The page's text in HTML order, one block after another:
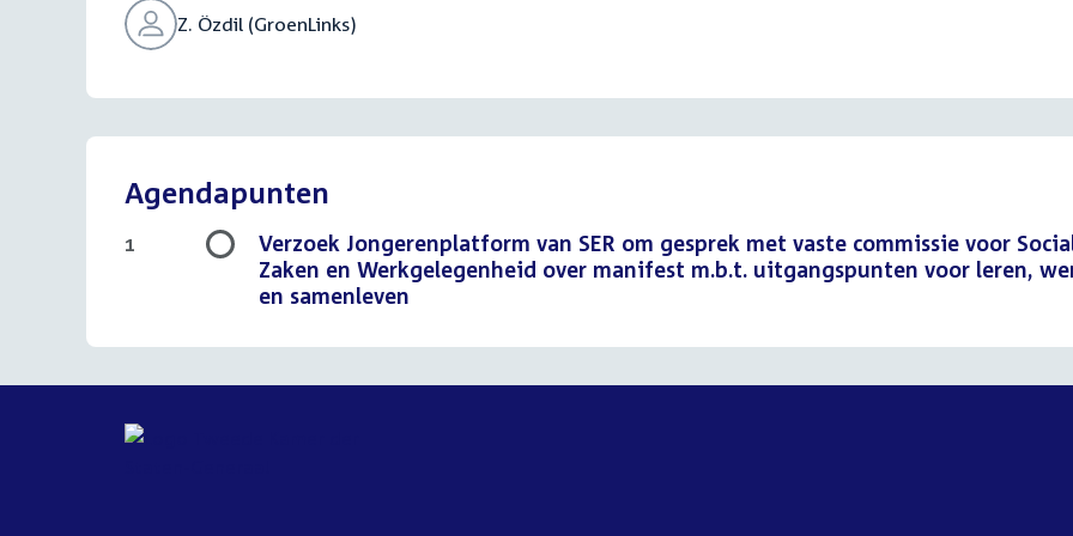
Z. Özdil (GroenLinks)
Agendapunten
Verzoek Jongerenplatform van SER om gesprek met vaste commissie voor
Zaken en Werkgelegenheid over manifest m.b.t. uitgangspunten voor leren,
en samenleven
1